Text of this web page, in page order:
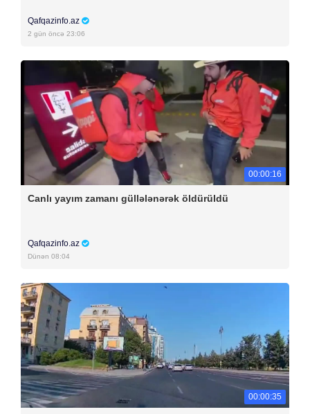
Qafqazinfo.az
2 gün öncə 23:06
00:00:16
Canlı yayım zamanı güllələnərək öldürüldü
Qafqazinfo.az
Dünən 08:04
00:00:35